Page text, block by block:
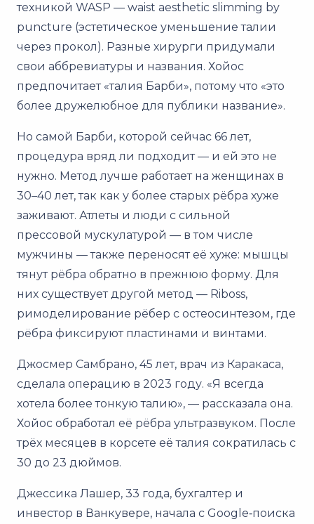
техникой WASP — waist aesthetic slimming by
puncture (эстетическое уменьшение талии
через прокол). Разные хирурги придумали
свои аббревиатуры и названия. Хойос
предпочитает «талия Барби», потому что «это
более дружелюбное для публики название».
Но самой Барби, которой сейчас 66 лет,
процедура вряд ли подходит — и ей это не
нужно. Метод лучше работает на женщинах в
30–40 лет, так как у более старых рёбра хуже
заживают. Атлеты и люди с сильной
прессовой мускулатурой — в том числе
мужчины — также переносят её хуже: мышцы
тянут рёбра обратно в прежнюю форму. Для
них существует другой метод — Riboss,
римоделирование рёбер с остеосинтезом, где
рёбра фиксируют пластинами и винтами.
Джосмер Самбрано, 45 лет, врач из Каракаса,
сделала операцию в 2023 году. «Я всегда
хотела более тонкую талию», — рассказала она.
Хойос обработал её рёбра ультразвуком. После
трёх месяцев в корсете её талия сократилась с
30 до 23 дюймов.
Джессика Лашер, 33 года, бухгалтер и
инвестор в Ванкувере, начала с Google‑поиска